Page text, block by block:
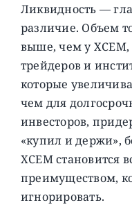
Ликвидность —
различие. Объем
выше, чем у
трейдеров и
которые
чем для
инвесторов,
«купил и держи»,
XCEM становится
преимуществом,
игнорировать.